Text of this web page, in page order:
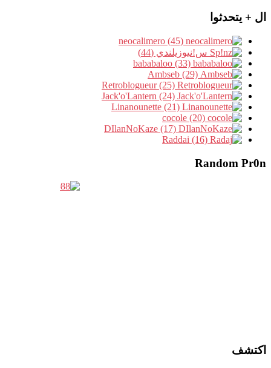
ال + يتحدثوا
س!نيوزيلندي (44)
Random Pr0n
اكتشف